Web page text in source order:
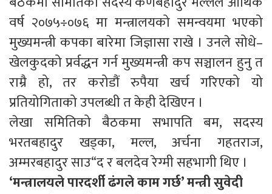
वर्ष २०७५÷०७६ मा मन्त्रालयको समन्वयमा भएको
मुख्यमन्त्री कपका बारेमा जिज्ञासा राखे । उनले सोधे–
खेलकुदको प्रर्वद्धन गर्न मुख्यमन्त्री कप सञ्चालन हुनु त
राम्रै हो, तर करोडौं रुपैया खर्च गरिएको यो
प्रतियोगिताको उपलब्धी त केही देखिएन ।
लेखा समितिको बैठकमा सभापति बम, सदस्य
भरतबहादुर खड्का, मल्ल, अर्चना गहतराज,
अम्मरबहादुर साउ“द र बलदेव रेग्मी सहभागी थिए ।
‘मन्त्रालयले पारदर्शी ढंगले काम गर्छ’ मन्त्री सुवेदी